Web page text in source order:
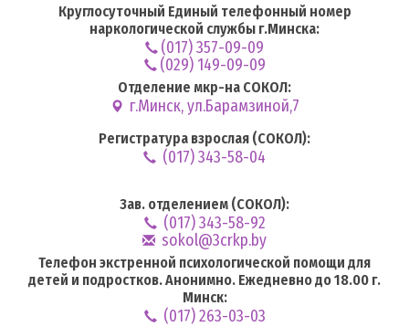
Круглосуточный Единый телефонный номер
наркологической службы г.Минска:
(017) 357-09-09
(029) 149-09-09
Отделение мкр-на СОКОЛ:
г.Минск, ул.Барамзиной,7
Регистратура взрослая (СОКОЛ):
(017) 343-58-04
Зав. отделением (СОКОЛ):
(017) 343-58-92
sokol@3crkp.by
Телефон экстренной психологической помощи для
детей и подростков. Анонимно. Ежедневно до 18.00 г.
Минск:
(017) 263-03-03